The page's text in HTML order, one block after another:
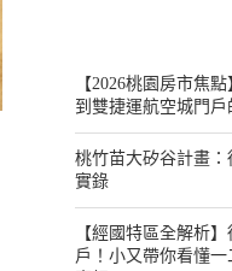
【2026桃園房市焦
到雙捷運航空城門戶
桃竹苗大矽谷計畫
實錄
【經國特區全解析
戶！小又帶你看懂